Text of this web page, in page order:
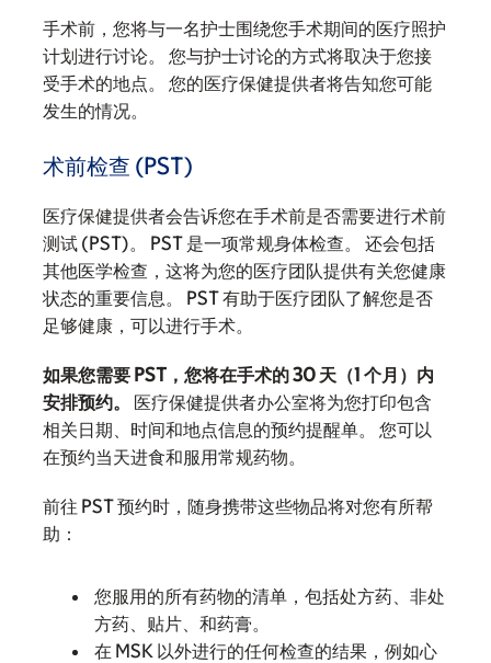
手术前，您将与一名护士围绕您手术期间的医疗照护
计划进行讨论。 您与护士讨论的方式将取决于您接
受手术的地点。 您的医疗保健提供者将告知您可能
发生的情况。
术前检查 (PST)
医疗保健提供者会告诉您在手术前是否需要进行术前
测试 (PST)。 PST 是一项常规身体检查。 还会包括
其他医学检查，这将为您的医疗团队提供有关您健康
状态的重要信息。 PST 有助于医疗团队了解您是否
足够健康，可以进行手术。
如果您需要 PST，您将在手术的 30 天（1 个月）内
安排预约。 医疗保健提供者办公室将为您打印包含
相关日期、时间和地点信息的预约提醒单。 您可以
在预约当天进食和服用常规药物。
前往 PST 预约时，随身携带这些物品将对您有所帮
助：
您服用的所有药物的清单，包括处方药、非处
方药、贴片、和药膏。
在 MSK 以外进行的任何检查的结果，例如心